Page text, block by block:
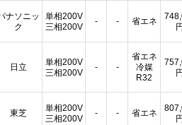
ナソニッ
ク
単相200V
三相200V
- - 省エネ
日立
単相200V
三相200V
- -
省エネ
冷媒
R32
東芝
単相200V
三相200V
- - 省エネ